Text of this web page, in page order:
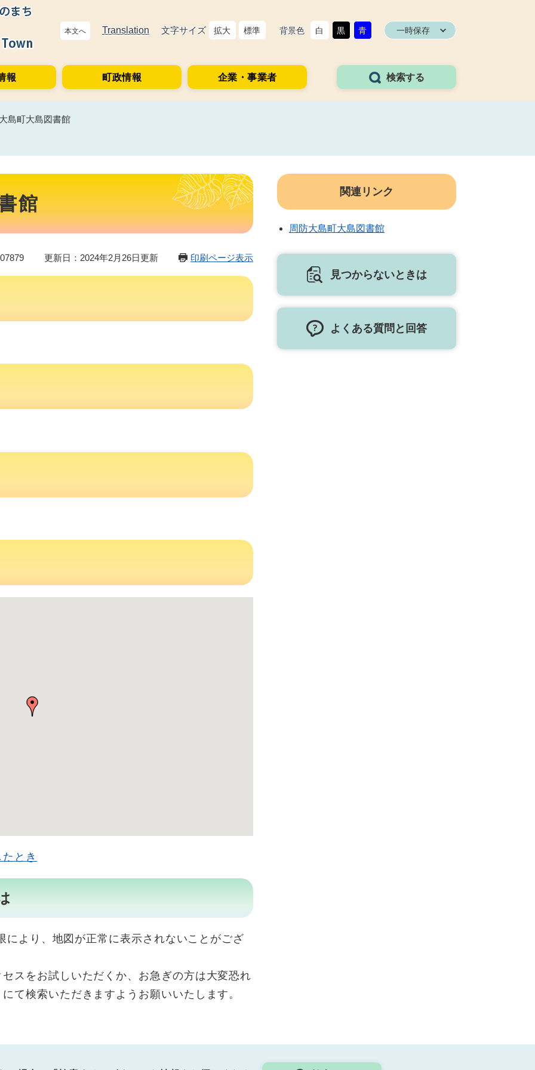
本文へ Translation 文字サイズ 拡大 標準 背景色 白 黒 青 一時保存
報 町政情報 企業・事業者 検索する
島町大島図書館
館
更新日：2024年2月26日更新 印刷ページ表示
とき
より、地図が正常に表示されないことがござ
スをお試しいただくか、お急ぎの方は大変恐れ
て検索いただきますようお願いいたします。
関連リンク
周防大島町大島図書館
見つからないときは
よくある質問と回答